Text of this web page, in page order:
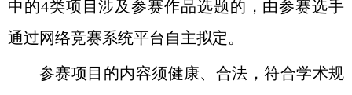
中的4类项目涉及参赛作品选题的，由参赛选手
通过网络竞赛系统平台自主拟定。
参赛项目的内容须健康、合法，符合学术规